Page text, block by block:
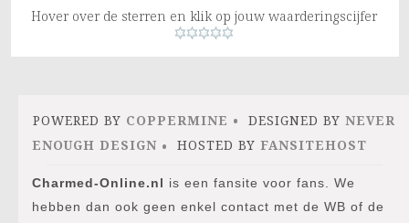
Hover over de sterren en klik op jouw waarderingscijfer
POWERED BY COPPERMINE DESIGNED BYNEVER
ENOUGH DESIGN
HOSTED BY FANSITEHOST
Charmed-Online.nl
is een fansite voor fans. We
hebben dan ook geen enkel contact met de WB of de